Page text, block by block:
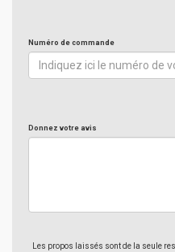
Numéro de commande
Donnez votre avis
Les propos laissés sont de la seule